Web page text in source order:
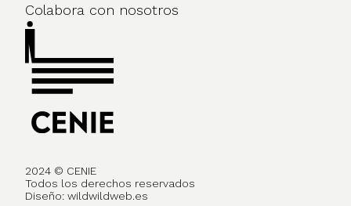
Colabora con nosotros
2024 © CENIE
Todos los derechos reservados
Diseño: wildwildweb.es